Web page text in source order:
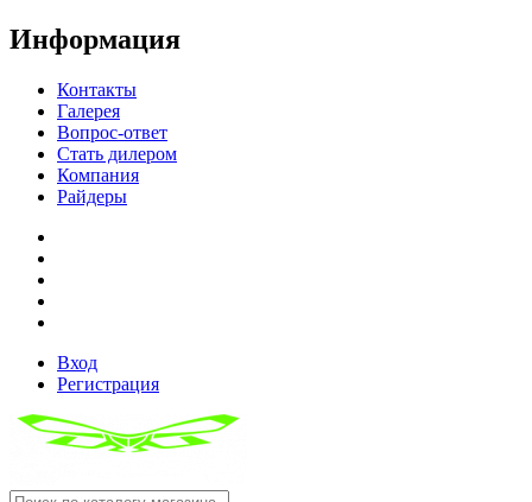
Информация
Контакты
Галерея
Вопрос-ответ
Стать дилером
Компания
Райдеры
Вход
Регистрация